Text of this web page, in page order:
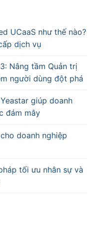
UCaaS như thế nào?
dịch vụ
Nâng tầm Quản trị
người dùng đột phá
giúp doanh
đám mây
doanh nghiệp
tối ưu nhân sự và